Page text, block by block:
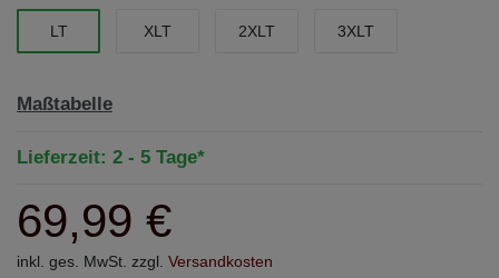
LT XLT 2XLT 3XLT
Maßtabelle
Lieferzeit: 2 - 5 Tage*
69,99 €
inkl. ges. MwSt. zzgl. Versandkosten